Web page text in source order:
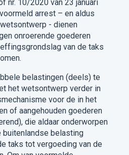
nr. 10/2020 van 23 januari
arrest – en aldus
- dienen
onroerende goederen
van de taks
belastingen (deels) te
het wetsontwerp verder in
voor de in het
of aangehouden goederen
die aldaar onderworpen
buitenlandse belasting
taks tot vergoeding van de